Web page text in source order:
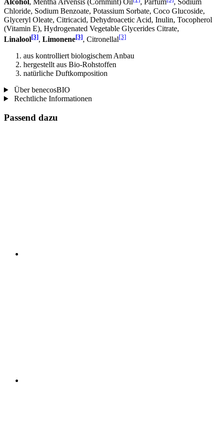
Alcohol, Mentha Arvensis (Cornmint) Oil , Parfum
, Sodium
Chloride, Sodium Benzoate, Potassium Sorbate, Coco Glucoside,
Glyceryl Oleate, Citricacid, Dehydroacetic Acid, Inulin, Tocopherol
(Vitamin E), Hydrogenated Vegetable Glycerides Citrate,
Linalool[3], Limonene[3], Citronellal[3]
aus kontrolliert biologischem Anbau
hergestellt aus Bio-Rohstoffen
natürliche Duftkomposition
Über benecosBIO
Rechtliche Informationen
Passend dazu